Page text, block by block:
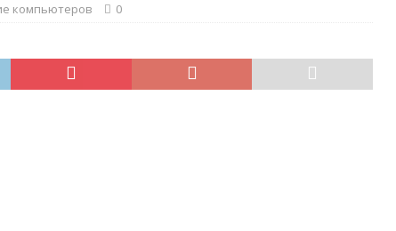
компьютеров 0